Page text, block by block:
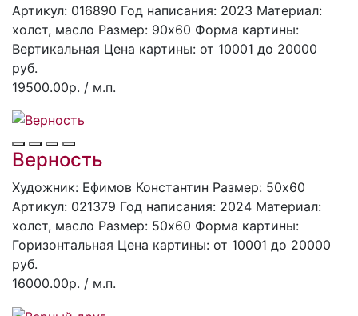
Артикул: 016890 Год написания: 2023 Материал:
холст, масло Размер: 90х60 Форма картины:
Вертикальная Цена картины: от 10001 до 20000
руб.
19500.00р. / м.п.
Верность
Художник: Ефимов Константин Размер: 50x60
Артикул: 021379 Год написания: 2024 Материал:
холст, масло Размер: 50х60 Форма картины:
Горизонтальная Цена картины: от 10001 до 20000
руб.
16000.00р. / м.п.